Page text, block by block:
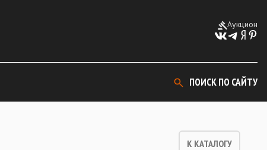
Аукцион
ПОИСК ПО САЙТУ
К КАТАЛОГУ